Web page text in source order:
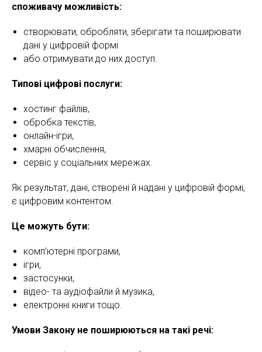
споживачу можливість:
створювати, обробляти, зберігати та поширювати
дані у цифровій формі
або отримувати до них доступ.
Типові цифрові послуги:
хостинг файлів,
обробка текстів,
онлайн-ігри,
хмарні обчислення,
сервіс у соціальних мережах.
Як результат, дані, створені й надані у цифровій формі,
є цифровим контентом.
Це можуть бути:
комп’ютерні програми,
ігри,
застосунки,
відео- та аудіофайли й музика,
електронні книги тощо.
Умови Закону не поширюються на такі речі: